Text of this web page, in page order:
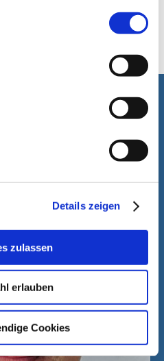
Details zeigen
zulassen
erlauben
Cookies